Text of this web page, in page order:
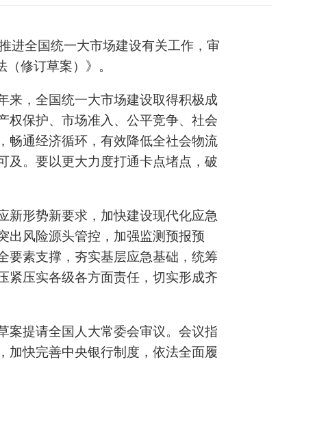
进全国统一大市场建设有关工作，审
修订草案）》。
来，全国统一大市场建设取得积极成
权保护、市场准入、公平竞争、社会
畅通经济循环，有效降低全社会物流
及。要以更大力度打通卡点堵点，破
新形势新要求，加快建设现代化应急
出风险源头管控，加强监测预报预
要素支撑，夯实基层应急基础，统筹
紧压实各级各方面责任，切实形成齐
案提请全国人大常委会审议。会议指
加快完善中央银行制度，依法全面履